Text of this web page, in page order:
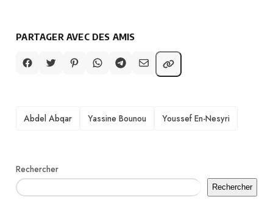
PARTAGER AVEC DES AMIS
TAGS
Abdel Abqar Yassine Bounou Youssef En-Nesyri
Rechercher
Rechercher